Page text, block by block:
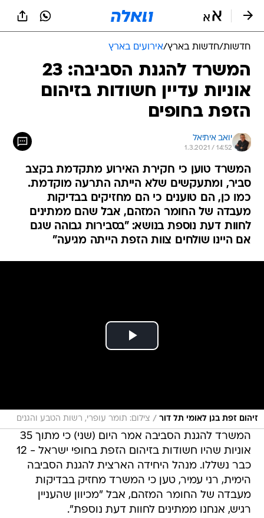
חדשות/חדשות בארץ/אירועים בארץ
המשרד להגנת הסביבה: 23
אוניות עדיין חשודות בזיהום
הזפת בחופים
יואב איתיאל
1.3.2021 / 14:52
המשרד טוען כי חקירת האירוע מתקדמת בקצב
סביר, ומתעקשים שלא הייתה התרעה מוקדמת.
כמו כן, הם טוענים כי הם מחזיקים בבדיקות
מעבדה של החומר המזהם, אבל שהם ממתינים
לחוות דעת נוספת בנושא: "בסבירות גבוהה שגם
אם היינו שולחים צוות הזפת הייתה מגיעה"
זיהום זפת בגן לאומי תל דור / צילום: תומר עופרי, רשות הטבע והגנים
המשרד להגנת הסביבה אמר היום (שני) כי מתוך 35
אוניות שהיו חשודות בזיהום הזפת בחופי ישראל - 12
כבר נשללו. מנהל היחידה הארצית להגנת הסביבה
הימית, רני עמיר, טען כי המשרד מחזיק בבדיקות
מעבדה של החומר המזהם, אבל "מכיוון שהעניין
רגיש, אנחנו ממתינים לחוות דעת נוספת".